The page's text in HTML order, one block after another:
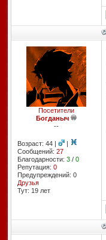
Посетители
Богданыч
--
Возраст: 44 |
|
Сообщений: 27
Благодарности: 3/ 0
Репутация: 0
Предупреждений: 0
Друзья
Тут: 19 лет